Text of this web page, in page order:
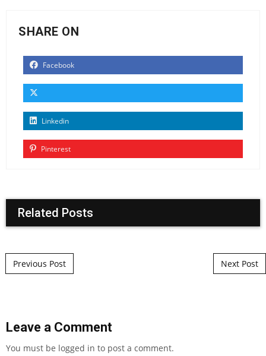
SHARE ON
Facebook
Linkedin
Pinterest
Related Posts
Post navigation
Previous Post Next Post
Leave a Comment
You must be logged in to post a comment.